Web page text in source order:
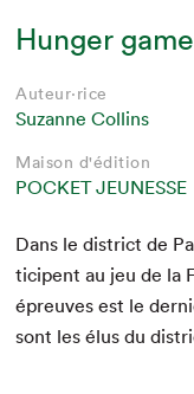
Hunger
Auteur·rice
Suzanne Collins
Maison d'édition
POCKET JEUNESSE
Dans le dis­trict de
ticipent au jeu de la
épreuves est le
sont les élus du